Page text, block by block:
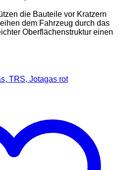
die Bauteile vor Kratzern
dem Fahrzeug durch das
Oberflächenstruktur einen